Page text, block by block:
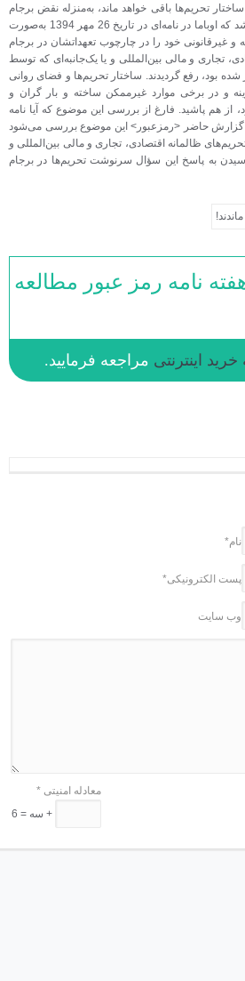
تحریم‌ها باقی خواهد ماند، به‌منزله نقض برجام
است. هر چند رئیس‌جمهور در پاسخ به نامه مقام معظم رهبری مدعی شد که اوباما در نامه‌ای در تاریخ 26 مهر 1394 به‌صورت
غیرقانونی خود را در چارچوب تعهداتشان در برجام
تجاری و مالی بین‌المللی و یا یک‌جانبه‌ای که توسط
شده بود، رفع گردیدند. ساختار تحریم‌ها و فضای روانی
و در برخی موارد غیرممکن ساخته و بار گران و
هم پاشید. فارغ از بررسی این موضوع که آیا نامه
در گزارش حاضر <رمزعبور> این موضوع بررسی می‌شود
ظالمانه اقتصادی، تجاری و مالی بین‌المللی و
رسیدن به پاسخ این سؤال سرنوشت تحریم‌ها در برجام
نامه رمز عبور مطالعه
اینترنتی مراجعه فرمایید.
نام*
پست الکترونیکی*
وب سایت
معادله امنیتی *
+ سه = 6